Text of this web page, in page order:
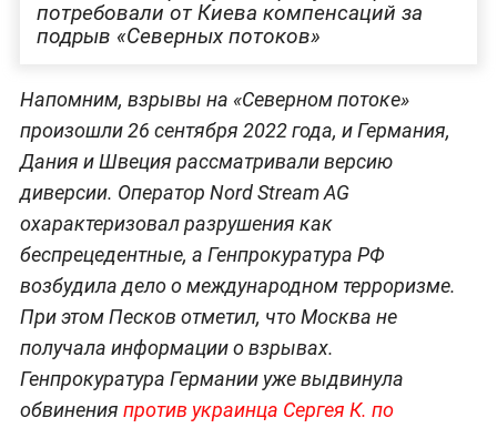
потребовали от Киева компенсаций за
подрыв «Северных потоков»
Напомним, взрывы на «Северном потоке»
произошли 26 сентября 2022 года, и Германия,
Дания и Швеция рассматривали версию
диверсии. Оператор Nord Stream AG
охарактеризовал разрушения как
беспрецедентные, а Генпрокуратура РФ
возбудила дело о международном терроризме.
При этом Песков отметил, что Москва не
получала информации о взрывах.
Генпрокуратура Германии уже выдвинула
обвинения против украинца Сергея К. по